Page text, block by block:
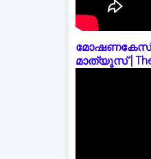
മാത്യൂസ് |